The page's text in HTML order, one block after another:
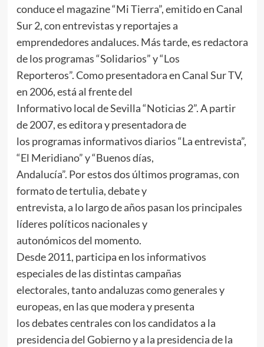
conduce el magazine “Mi Tierra”, emitido en Canal
Sur 2, con entrevistas y reportajes a
emprendedores andaluces. Más tarde, es redactora
de los programas “Solidarios” y “Los
Reporteros”. Como presentadora en Canal Sur TV,
en 2006, está al frente del
Informativo local de Sevilla “Noticias 2”. A partir
de 2007, es editora y presentadora de
los programas informativos diarios “La entrevista”,
“El Meridiano” y “Buenos días,
Andalucía”. Por estos dos últimos programas, con
formato de tertulia, debate y
entrevista, a lo largo de años pasan los principales
líderes políticos nacionales y
autonómicos del momento.
Desde 2011, participa en los informativos
especiales de las distintas campañas
electorales, tanto andaluzas como generales y
europeas, en las que modera y presenta
los debates centrales con los candidatos a la
presidencia del Gobierno y a la presidencia de la